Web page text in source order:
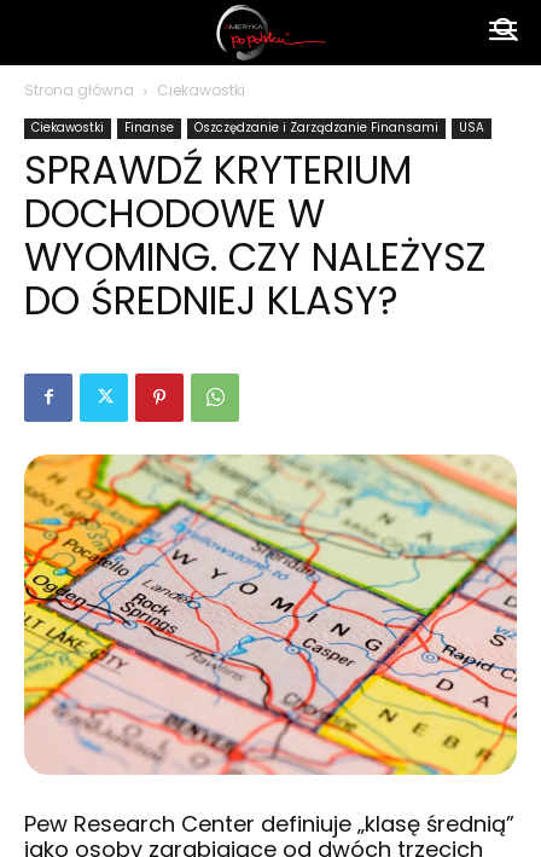
polsku
Strona główna Ciekawostki
Ciekawostki Finanse Oszczędzanie i Zarządzanie Finansami USA
SPRAWDŹ KRYTERIUM
DOCHODOWE W
WYOMING. CZY NALEŻYSZ
DO ŚREDNIEJ KLASY?
Pew Research Center definiuje „klasę średnią”
jako osoby zarabiające od dwóch trzecich